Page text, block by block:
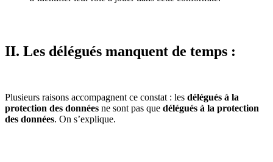
II. Les délégués manquent de temps :
Plusieurs raisons accompagnent ce constat : les délégués à la
protection des données ne sont pas que délégués à la protection
des données. On s’explique.